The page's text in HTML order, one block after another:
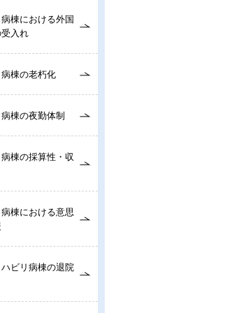
病棟における外国
入れ
病棟の老朽化
棟の夜勤体制
病棟の採算性・収
病棟における意思
ハビリ病棟の退院